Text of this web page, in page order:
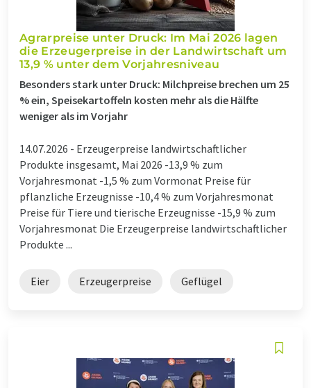
Agrarpreise unter Druck: Im Mai 2026 lagen
die Erzeugerpreise in der Landwirtschaft um
13,9 % unter dem Vorjahresniveau
Besonders stark unter Druck: Milchpreise brechen um 25
% ein, Speisekartoffeln kosten mehr als die Hälfte
weniger als im Vorjahr
14.07.2026 - Erzeugerpreise landwirtschaftlicher
Produkte insgesamt, Mai 2026 -13,9 % zum
Vorjahresmonat -1,5 % zum Vormonat Preise für
pflanzliche Erzeugnisse -10,4 % zum Vorjahresmonat
Preise für Tiere und tierische Erzeugnisse -15,9 % zum
Vorjahresmonat Die Erzeugerpreise landwirtschaftlicher
Produkte ...
Eier Erzeugerpreise Geflügel